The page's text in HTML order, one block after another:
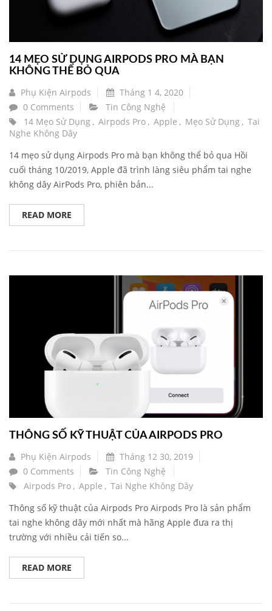
14 MẸO SỬ DỤNG AIRPODS PRO MÀ BẠN
KHÔNG THỂ BỎ QUA
Phụ Kiện Airpods
Tháng 1 4, 2020
0 Comments
Tin Công Nghệ
14 Mẹo Sử Dụng , Airpods Pro , Apple , Mẹo Sử Dụng , Tai
Nghe Không Dây
14 mẹo sử dụng Airpods Pro mà bạn không thể bỏ qua Hồi
cuối tháng 10/2019, Apple đã trình làng siêu phẩm tai nghe
không dây AirPods Pro, phiên bản...
READ MORE
THÔNG SỐ KỸ THUẬT CỦA AIRPODS PRO
Phụ Kiện Airpods
Tháng 12 30, 2019
0 Comments
Tin Công Nghệ
Airpods Pro , Apple , Tai Nghe Không Dây
Thông số kỹ thuật của Airpods Pro Airpods Pro là sản phẩm
tai nghe không dây mới nhất mà hãng Apple đưa ra thị
trường với nhiều cải tiến so...
READ MORE